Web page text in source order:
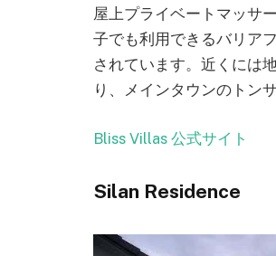
屋上プライベートマッサ
子でも利用できるバリア
されています。近くには
り、メインタウンのトン
Bliss Villas 公式サイト
Silan Residence